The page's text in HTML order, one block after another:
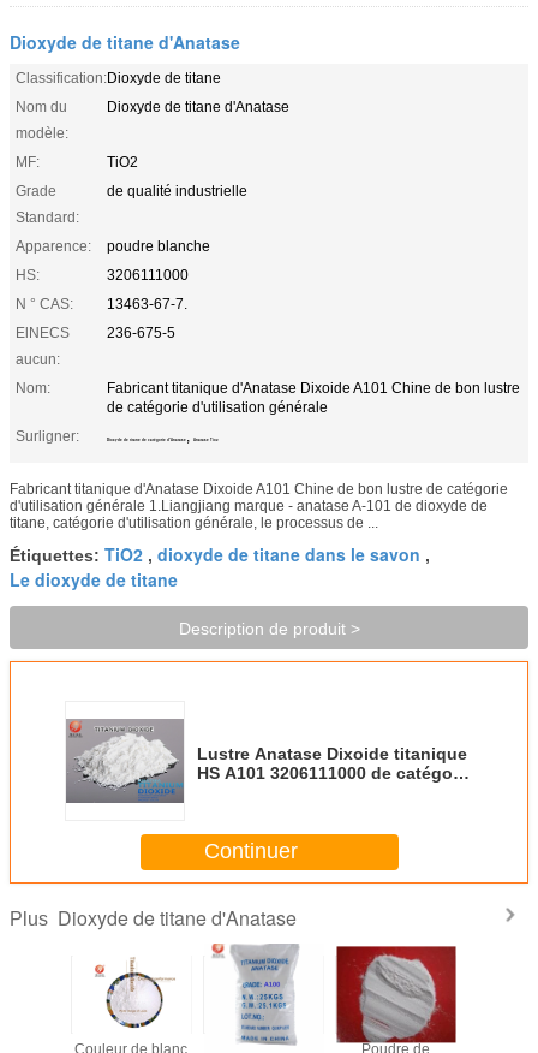
Dioxyde de titane d'Anatase
Classification:Dioxyde de titane
Nom du
modèle:
Dioxyde de titane d'Anatase
MF:
TiO2
Grade
Standard:
de qualité industrielle
Apparence:
poudre blanche
HS:
3206111000
N ° CAS:
13463-67-7.
ElNECS
aucun:
236-675-5
Nom:
Fabricant titanique d'Anatase Dixoide A101 Chine de bon lustre
de catégorie d'utilisation générale
Surligner:
Dioxyde de titane de catégorie d'Anatase , Anatase Tio2
Fabricant titanique d'Anatase Dixoide A101 Chine de bon lustre de catégorie
d'utilisation générale 1.Liangjiang marque - anatase A-101 de dioxyde de
titane, catégorie d'utilisation générale, le processus de ...
Étiquettes: TiO2 , dioxyde de titane dans le savon ,
Le dioxyde de titane
Description de produit >
Lustre Anatase Dixoide titanique
HS A101 3206111000 de catégorie
Continuer
Plus Dioxyde de titane d'Anatase
Couleur de blanc Approbation Poudre de